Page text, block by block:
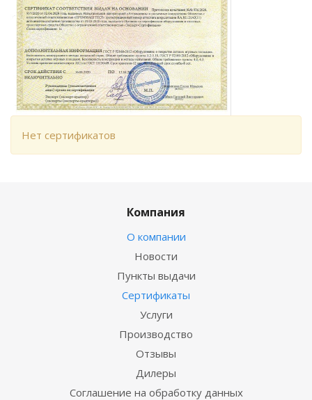
Нет сертификатов
Компания
О компании
Новости
Пункты выдачи
Сертификаты
Услуги
Производство
Отзывы
Дилеры
Соглашение на обработку данных